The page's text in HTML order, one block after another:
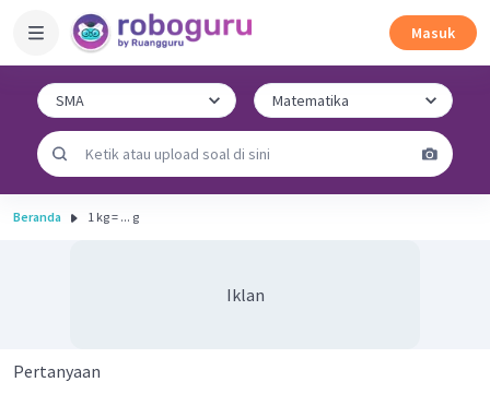
Masuk
Beranda 1 kg = ... g
Iklan
Pertanyaan